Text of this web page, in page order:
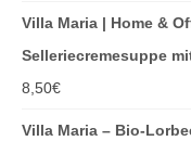
Villa Maria | Home &
Selleriecremesuppe
8,50€
Villa Maria – Bio-